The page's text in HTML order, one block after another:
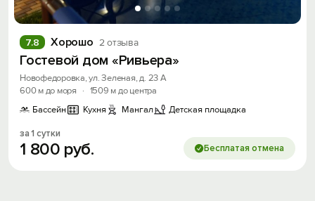
Хорошо 2 отзыва
7.8
Гостевой дом «Ривьера»
Новофедоровка, ул. Зеленая, д. 23 А
600 м до моря
· 1509 м до центра
Бассейн
Кухня Мангал Детская площадка
за 1 сутки
1 800 руб. Бесплатая отмена